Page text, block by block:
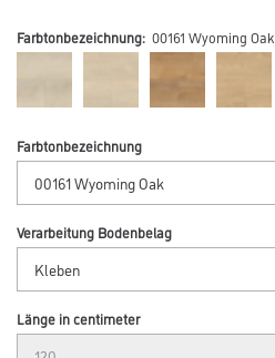
Farbtonbezeichnung: 00161 Wyoming Oak
Farbtonbezeichnung
Verarbeitung Bodenbelag
Länge in centimeter